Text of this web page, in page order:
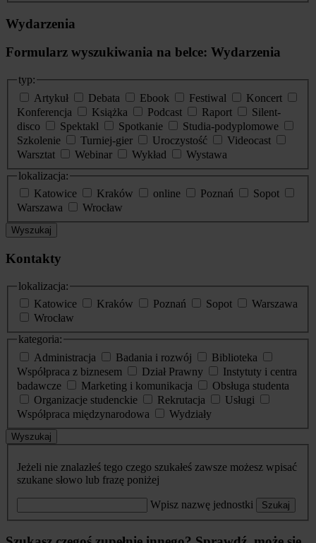
Wydarzenia
Formularz wyszukiwania na belce: Wydarzenia
typ:
Artykuł
Debata Ebook Festiwal
Koncert
Konferencja
Książka Podcast Raport
Silent-
disco
Spektakl Spotkanie
Studia-podyplomowe
Szkolenie
Turniej-gier Uroczystość
Videocast
Warsztat
Webinar Wykład
Wystawa
lokalizacja:
Katowice
Kraków online Poznań
Sopot
Warszawa
Wrocław
Wyszukaj
Kontakty
lokalizacja:
Katowice
Kraków Poznań Sopot
Warszawa
Wrocław
kategoria:
Administracja
Badania i rozwój
Biblioteka
Współpraca z biznesem
Dział Prawny
Instytuty i centra
badawcze
Marketing i komunikacja
Obsługa studenta
Organizacje studenckie
Rekrutacja
Usługi
Współpraca międzynarodowa
Wydziały
Wyszukaj
Jeżeli nie znalazłeś tego czego szukałeś zawsze możesz wpisać
szukane słowo lub frazę poniżej
Wpisz nazwę jednostki Szukaj